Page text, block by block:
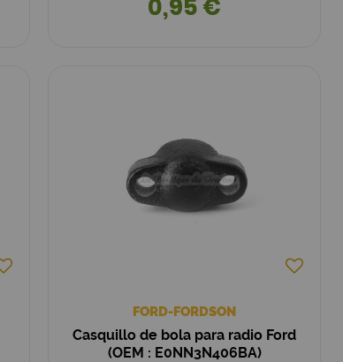
0,95 €
FORD-FORDSON
Casquillo de bola para radio Ford
(OEM : E0NN3N406BA)